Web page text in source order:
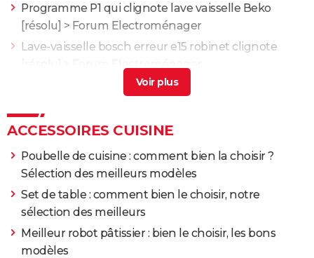
Programme P1 qui clignote lave vaisselle Beko
[résolu] > Forum Electroménager
Lave-vaisselle bosch erreur e15 robinet clignote
Pourquoi mes verres sont sales/granuleux après
ACCESSOIRES CUISINE
Poubelle de cuisine : comment bien la choisir ?
Sélection des meilleurs modèles
Set de table : comment bien le choisir, notre
sélection des meilleurs
Meilleur robot pâtissier : bien le choisir, les bons
modèles